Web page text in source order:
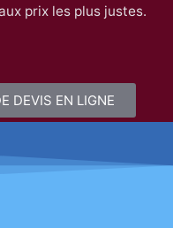
prix les plus justes.
DEVIS EN LIGNE